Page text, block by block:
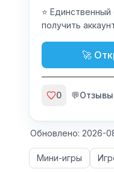
⭐
получить
🚀
0 💬Отзывы
Обновлено: 2026-
Мини-игры